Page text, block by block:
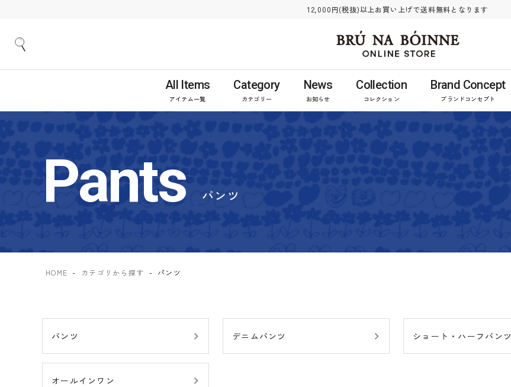
12,000円(税抜)以上お買い上げで送料無料となります
All Items
アイテム一覧
Category
カテゴリー
News
お知らせ
Collection
コレクション
Brand Concept
ブランドコンセプト
Pants パンツ
HOME カテゴリから探す パンツ
パンツ デニムパンツ ショート・ハーフパンツ
オールインワン